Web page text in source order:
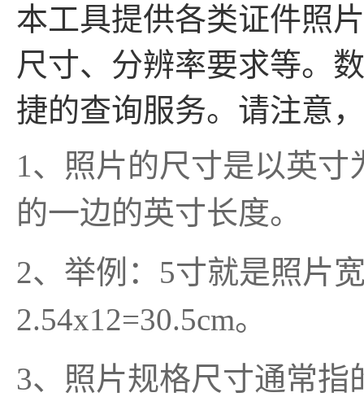
本工具提供各类证件照
尺寸、分辨率要求等。
捷的查询服务。请注意
1、照片的尺寸是以英寸
的一边的英寸长度。
2、举例：5寸就是照片
2.54x12=30.5cm。
3、照片规格尺寸通常